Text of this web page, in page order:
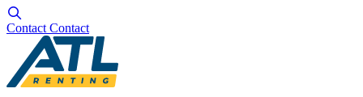
Contact Contact